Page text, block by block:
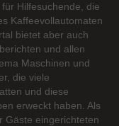
Hilfesuchende, die
Kaffeevollautomaten
bietet aber auch
und allen
Maschinen und
die viele
und diese
erweckt haben. Als
Gäste eingerichteten